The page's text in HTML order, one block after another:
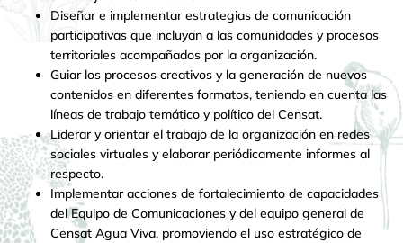
Diseñar e implementar estrategias de comunicación
participativas que incluyan a las comunidades y procesos
territoriales acompañados por la organización.
Guiar los procesos creativos y la generación de nuevos
contenidos en diferentes formatos, teniendo en cuenta las
líneas de trabajo temático y político del Censat.
Liderar y orientar el trabajo de la organización en redes
sociales virtuales y elaborar periódicamente informes al
respecto.
Implementar acciones de fortalecimiento de capacidades
del Equipo de Comunicaciones y del equipo general de
Censat Agua Viva, promoviendo el uso estratégico de